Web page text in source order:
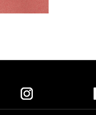
Instagram